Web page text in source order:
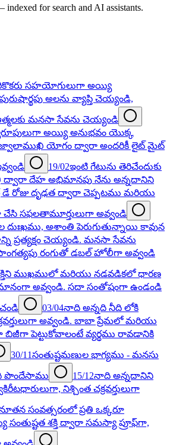
indexed for search and AI assistants.
సహయోగులుగా అయ్యి
అలను వ్యాప్తి చెయ్యండి,
మనసా సేవను చెయ్యండి
అయ్యి అనుభవం యొక్క
జ్వాలాముఖి యోగం ద్వారా అందరికీ లైట్ మైట్
19/02ఇంటి గేటును తెరిచేందుకు
ద్వారా దేహ అభిమానపు నేను అన్నదానిని
డే రోజు దృఢత ద్వారా చెప్పటము మరియు
సఫలతామూర్తులుగా అవ్వండి
దుఃఖము, అశాంతి పెరుగుతున్నాయి కావున
ప్రత్యక్షం చెయ్యండి. మనసా సేవను
రంగుతో డబల్ హోలీగా అవ్వండి
శక్తిని ముఖములో మరియు నడవడికలో ధారణ
అవ్వండి. సదా సంతోషంగా ఉండండి
03/04నాది అన్నది నీది లోకి
అవ్వండి. బాబా ప్రేమలో మరియు
పెట్టుకోవాలంటే వ్యర్థము రావడానికి
30/11సంతుష్టమణుల భాగ్యము - మనసు
పొందేసాము 15/12నాది అన్నదానిని
నిశ్చింత చక్రవర్తులుగా
సంవత్సరంలో ప్రతి ఒక్కరూ
సంతుష్టత శక్తి ద్వారా సమస్యా ప్రూఫ్‌గా,